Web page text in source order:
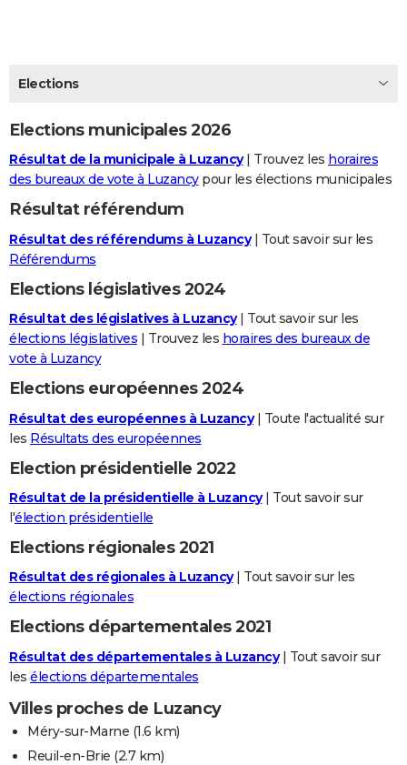
CARTE DE VOEUX
Carte de Noël
Carte Bonne année
Carte Saint-Valentin
Carte Pâques
Carte d'anniversaire
DICTIONNAIRE
Dictionnaire
Biographies
Citations
Expressions
Proverbes
PROGRAMME TV
COPAINS D'AVANT
AVIS DE DÉCÈS
FORUM
Bricolage
Lifestyle
Culture
Sport
Auto
Television
Voyage
Cinema
Elections
Elections municipales 2026
Résultat de la municipale à Luzancy| Trouvez les horaires
des bureaux de vote à Luzancypour les élections municipales
Résultat référendum
Résultat des référendums à Luzancy| Tout savoir sur les
Référendums
Elections législatives 2024
Résultat des législatives à Luzancy| Tout savoir sur les
élections législatives | Trouvez les horaires des bureaux de
vote à Luzancy
Elections européennes 2024
Résultat des européennes à Luzancy| Toute l'actualité sur
les Résultats des européennes
Election présidentielle 2022
Résultat de la présidentielle à Luzancy| Tout savoir sur
l'élection présidentielle
Elections régionales 2021
Résultat des régionales à Luzancy| Tout savoir sur les
élections régionales
Elections départementales 2021
Résultat des départementales à Luzancy| Tout savoir sur
les élections départementales
Villes proches de Luzancy
Méry-sur-Marne (1.6 km)
Reuil-en-Brie (2.7 km)